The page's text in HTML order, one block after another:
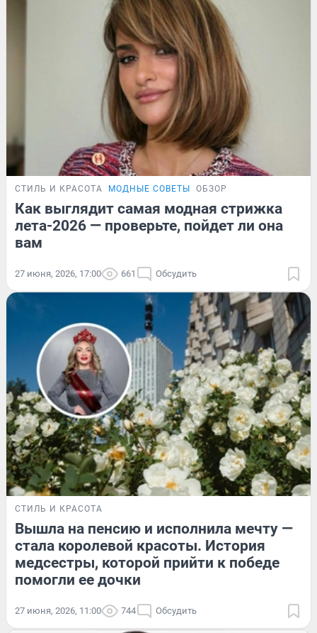
СТИЛЬ И КРАСОТА МОДНЫЕ СОВЕТЫ ОБЗОР
Как выглядит самая модная стрижка
лета-2026 — проверьте, пойдет ли она
вам
27 июня, 2026, 17:00 661 Обсудить
СТИЛЬ И КРАСОТА
Вышла на пенсию и исполнила мечту —
стала королевой красоты. История
медсестры, которой прийти к победе
помогли ее дочки
27 июня, 2026, 11:00 744 Обсудить